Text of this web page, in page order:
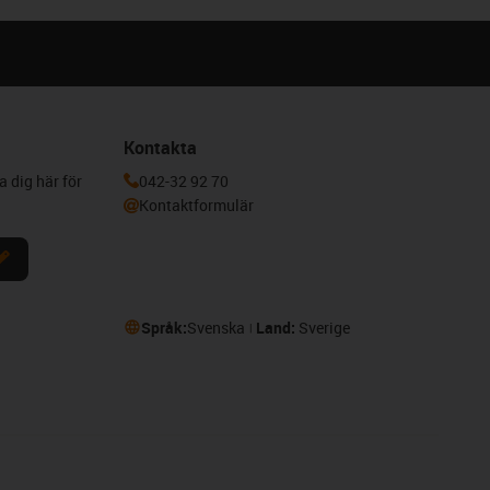
dig här för
Kontakta
042-32 92 70
Kontaktformulär
Språk:Svenska Land: Sverige